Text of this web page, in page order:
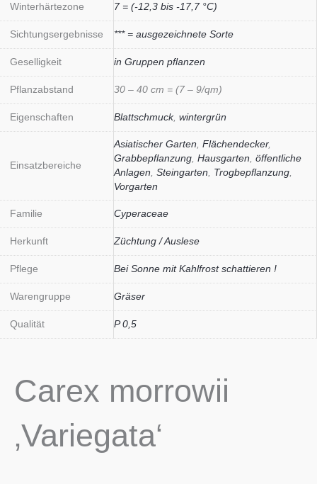
Winterhärtezone 7 = (-12,3 bis -17,7 °C)
Sichtungsergebnisse *** = ausgezeichnete Sorte
Geselligkeit in Gruppen pflanzen
Pflanzabstand 30 – 40 cm = (7 – 9/qm)
Eigenschaften Blattschmuck, wintergrün
Einsatzbereiche
Asiatischer Garten Flächendecker,
Grabbepflanzung Hausgarten öffentliche
Anlagen Steingarten Trogbepflanzung
Vorgarten
Familie Cyperaceae
Herkunft Züchtung / Auslese
Pflege Bei Sonne mit Kahlfrost schattieren !
Warengruppe Gräser
Qualität P 0,5
Carex morrowii
‚Variegata‘